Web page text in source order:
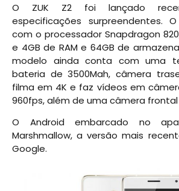
O ZUK Z2 foi lançado
especificações surpreendentes.
com o processador Snapdragon
e 4GB de RAM e 64GB de
modelo ainda conta com uma
bateria de 3500Mah, câmera
filma em 4K e faz vídeos em
960fps, além de uma câmera frontal
O Android embarcado no
Marshmallow, a versão mais
Google.